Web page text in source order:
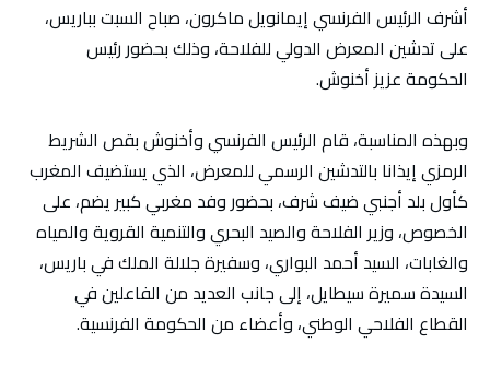
أشرف الرئيس الفرنسي إيمانويل ماكرون، صباح السبت بباريس،
على تدشين المعرض الدولي للفلاحة، وذلك بحضور رئيس
الحكومة عزيز أخنوش.
وبهذه المناسبة، قام الرئيس الفرنسي وأخنوش بقص الشريط
الرمزي إيذانا بالتدشين الرسمي للمعرض، الذي يستضيف المغرب
كأول بلد أجنبي ضيف شرف، بحضور وفد مغربي كبير يضم، على
الخصوص، وزير الفلاحة والصيد البحري والتنمية القروية والمياه
والغابات، السيد أحمد البواري، وسفيرة جلالة الملك في باريس،
السيدة سميرة سيطايل، إلى جانب العديد من الفاعلين في
القطاع الفلاحي الوطني، وأعضاء من الحكومة الفرنسية.